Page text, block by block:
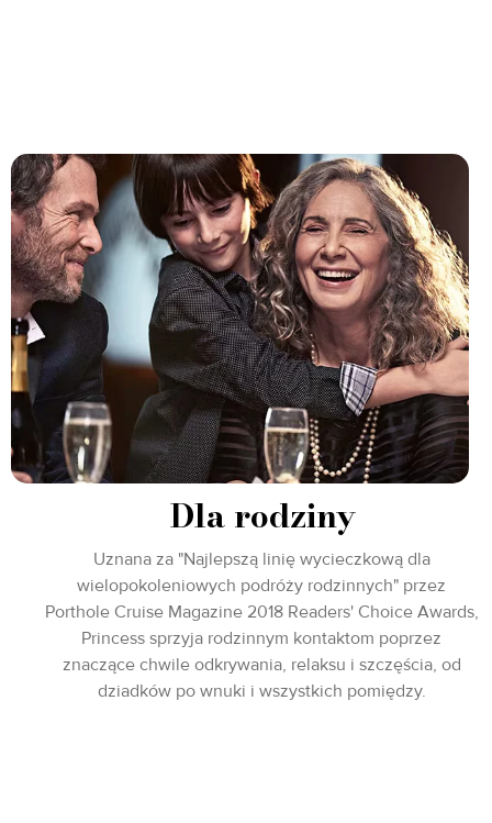
Dla rodziny
Uznana za "Najlepszą linię wycieczkową dla
wielopokoleniowych podróży rodzinnych" przez
Porthole Cruise Magazine 2018 Readers' Choice Awards,
Princess sprzyja rodzinnym kontaktom poprzez
znaczące chwile odkrywania, relaksu i szczęścia, od
dziadków po wnuki i wszystkich pomiędzy.